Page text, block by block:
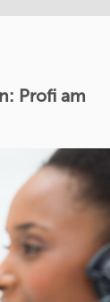
Profi am